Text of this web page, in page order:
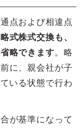
点および相違点
略式株式交換も、
略できます。略
に、親会社が子
いる状態で行わ
が基準になって